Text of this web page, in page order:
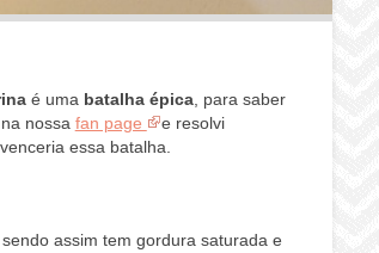
é uma batalha épica, para saber
nossa fan page
e resolvi
essa batalha.
assim tem gordura saturada e